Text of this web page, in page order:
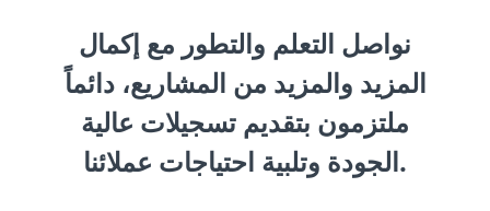
نواصل التعلم والتطور مع إكمال
المزيد والمزيد من المشاريع، دائماً
ملتزمون بتقديم تسجيلات عالية
الجودة وتلبية احتياجات عملائنا.